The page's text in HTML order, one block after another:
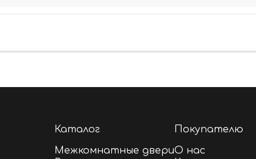
Каталог
Межкомнатные двери
Покупателю
О нас